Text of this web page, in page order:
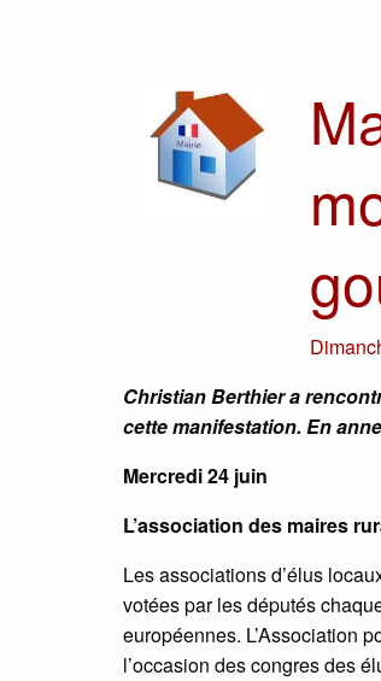
Christian Berthier a
cette manifestation. En
Mercredi 24 juin
L’association des maires
Les associations d’élus
votées par les députés
européennes. L’Association
l’occasion des congres des